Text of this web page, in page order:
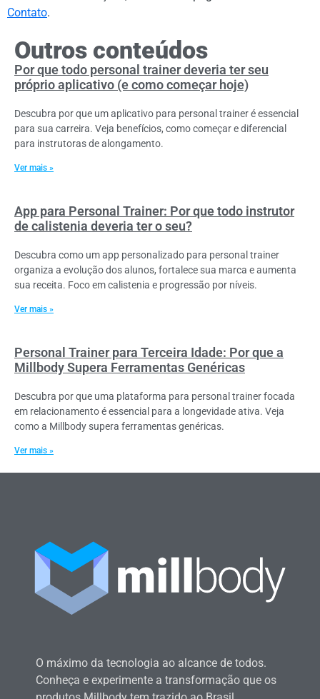
Contato.
Outros conteúdos
Por que todo personal trainer deveria ter seu
próprio aplicativo (e como começar hoje)
Descubra por que um aplicativo para personal trainer é essencial
para sua carreira. Veja benefícios, como começar e diferencial
para instrutoras de alongamento.
Ver mais »
App para Personal Trainer: Por que todo instrutor
de calistenia deveria ter o seu?
Descubra como um app personalizado para personal trainer
organiza a evolução dos alunos, fortalece sua marca e aumenta
sua receita. Foco em calistenia e progressão por níveis.
Ver mais »
Personal Trainer para Terceira Idade: Por que a
Millbody Supera Ferramentas Genéricas
Descubra por que uma plataforma para personal trainer focada
em relacionamento é essencial para a longevidade ativa. Veja
como a Millbody supera ferramentas genéricas.
Ver mais »
O máximo da tecnologia ao alcance de todos.
Conheça e experimente a transformação que os